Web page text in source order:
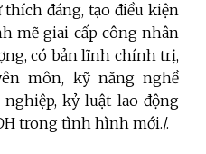
đáng, tạo điều kiện
mẽ giai cấp công nhân
có bản lĩnh chính trị,
môn, kỹ năng nghề
kỷ luật lao động
trong tình hình mới./.